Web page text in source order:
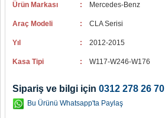
Ürün Markası : Mercedes-Benz
Araç Modeli : CLA Serisi
Yıl : 2012-2015
Kasa Tipi : W117-W246-W176
Sipariş ve bilgi için 0312 278 26 70
Bu Ürünü Whatsapp'ta Paylaş